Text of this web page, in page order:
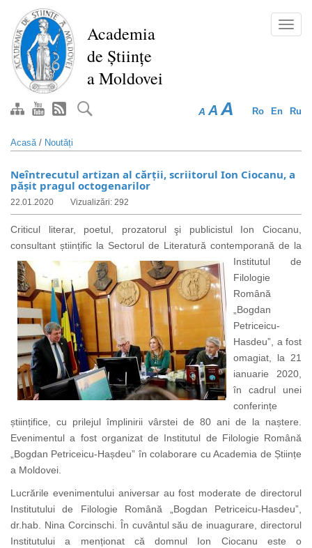
conţinutul
principal
Academia
de Științe
a Moldovei
Ro En Ru
A A A
Acasă/ Noutăți
Neîntrecutul artizan al cărții, scriitorul Ion Ciocanu, a
pășit pragul octogenarilor
22.01.2020 Vizualizări: 292
Criticul literar, poetul, prozatorul şi publicistul Ion Ciocanu,
consultant științific la Sectorul de Literatură contemporană de la
Institutul de
Filologie
Română
„Bogdan
Petriceicu-
Hasdeu”, a fost
omagiat, la 21
ianuarie 2020,
în cadrul unei
conferințe
științifice, cu prilejul împlinirii vârstei de 80 ani de la naștere.
Evenimentul a fost organizat de Institutul de Filologie Română
„Bogdan Petriceicu-Hașdeu” în colaborare cu Academia de Științe
a Moldovei.
Lucrările evenimentului aniversar au fost moderate de directorul
Institutului de Filologie Română „Bogdan Petriceicu-Hasdeu”,
dr.hab. Nina Corcinschi. În cuvântul său de inuagurare, directorul
Institutului a menționat că domnul Ion Ciocanu este o